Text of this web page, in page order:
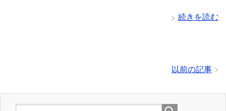
続きを読む
以前の記事